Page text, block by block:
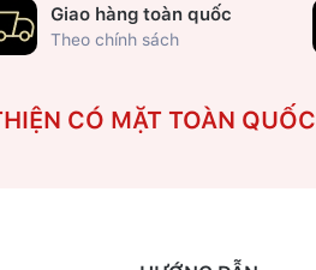
Giao hàng toàn quốc
Theo chính sách
CÓ MẶT TOÀN QUỐC